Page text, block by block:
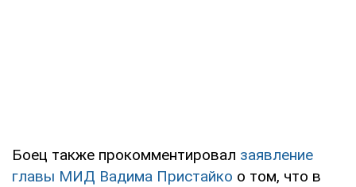
Боец также прокомментировал заявление
главы МИД Вадима Пристайко о том, что в